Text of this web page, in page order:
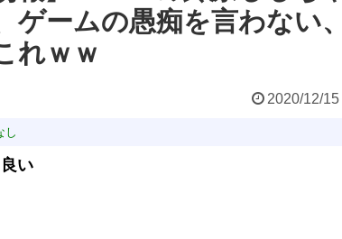
ゲームの愚痴を言わない
れｗｗ
2020/12/15
し
い